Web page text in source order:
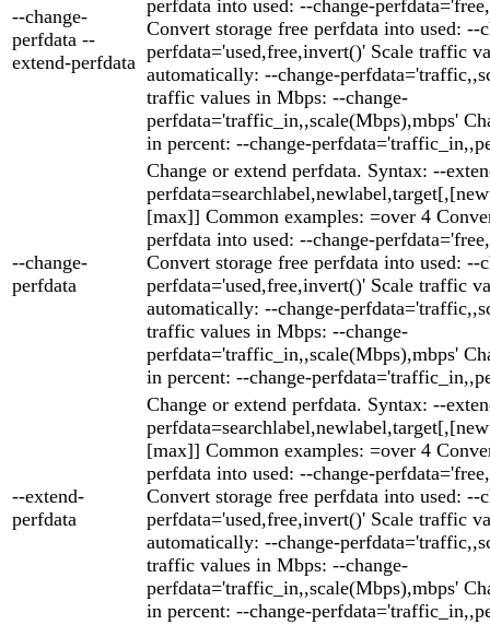
--change-
perfdata --
extend-perfdata
perfdata into used: --change-
Convert storage free perfdata into used: --
perfdata='used,free,invert()' Scale traffic
automatically: --change-
traffic values in Mbps: --change-
perfdata='traffic_in,,scale(Mbps),mbps'
in percent: --change-
--change-
perfdata
Change or extend perfdata. Syntax: --
[max]] Common examples: =over 4
perfdata into used: --change-
Convert storage free perfdata into used: --
perfdata='used,free,invert()' Scale traffic
automatically: --change-
traffic values in Mbps: --change-
perfdata='traffic_in,,scale(Mbps),mbps'
in percent: --change-
--extend-
perfdata
Change or extend perfdata. Syntax: --
[max]] Common examples: =over 4
perfdata into used: --change-
Convert storage free perfdata into used: --
perfdata='used,free,invert()' Scale traffic
automatically: --change-
traffic values in Mbps: --change-
perfdata='traffic_in,,scale(Mbps),mbps'
in percent: --change-